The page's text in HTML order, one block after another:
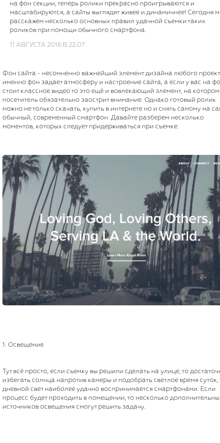
на фон секции, теперь ролики прекрасно проигрываются и
масштабируются, а сайты выглядят живее и динамичнее! Сегодня
расскажем несколько основных правил удачной съемки таких
роликов при помощи обычного смартфона.
11 АВГУСТА 2016 В 22:07
Фон сайта - несомненно важнейший элемент дизайна любого
именно фон задает атмосферу и настроение сайта, а если у вас на
стоит классное видео то это ещё и вовлекающий элемент, на котором
посетитель обязательно заострит внимание. Однако готовый ролик
можно не только скачать, купить в интернете но и снять самому на
обычный, современный смартфон. Давайте разберем несколько
моментов, которых следует придерживаться при съемке:
1. Освещение
Тут всё просто, если съемку вы решили сделать на улице, то
избегать солнца напротив камеры и подобрать светлое время суток,
дневной свет наиболее удачно воспринимается смартфонами. Если
процесс будет проходить в помещении, то несколько
источников освещения смогут решить задачу.